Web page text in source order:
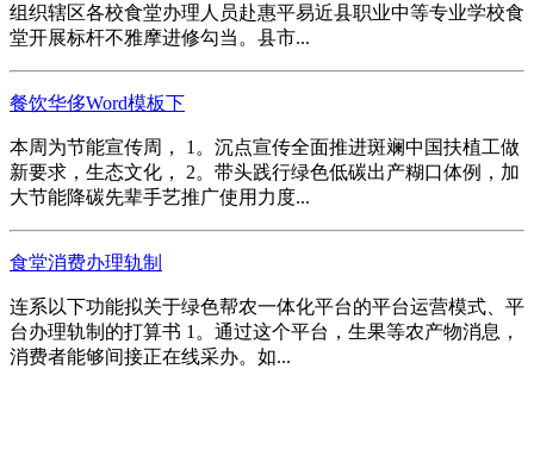
组织辖区各校食堂办理人员赴惠平易近县职业中等专业学校食
堂开展标杆不雅摩进修勾当。县市...
餐饮华侈Word模板下
本周为节能宣传周， 1。沉点宣传全面推进斑斓中国扶植工做
新要求，生态文化， 2。带头践行绿色低碳出产糊口体例，加
大节能降碳先辈手艺推广使用力度...
食堂消费办理轨制
连系以下功能拟关于绿色帮农一体化平台的平台运营模式、平
台办理轨制的打算书 1。通过这个平台，生果等农产物消息，
消费者能够间接正在线采办。如...